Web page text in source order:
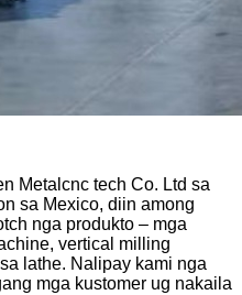
Metalcnc tech Co. Ltd sa
sa Mexico, diin among
nga produkto – mga
vertical milling
lathe. Nalipay kami nga
mga kustomer ug nakaila